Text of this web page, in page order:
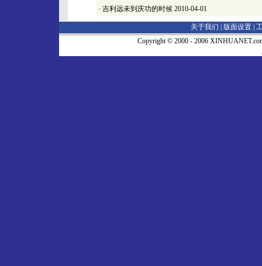
· 吉利远未到庆功的时候 2010-04-01
关于我们 | 版面设置
Copyright © 2000 - 2006